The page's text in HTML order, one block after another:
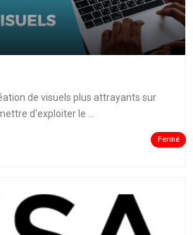
de visuels plus attrayants sur
d'exploiter le ...
Fermé